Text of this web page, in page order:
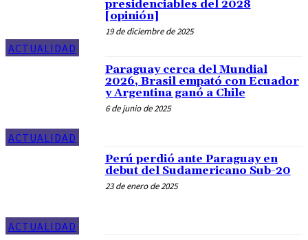
ACTUALIDAD
presidenciables del 2028
[opinión]
19 de diciembre de 2025
ACTUALIDAD
Paraguay cerca del Mundial
2026, Brasil empató con Ecuador
y Argentina ganó a Chile
6 de junio de 2025
ACTUALIDAD
Perú perdió ante Paraguay en
debut del Sudamericano Sub-20
23 de enero de 2025